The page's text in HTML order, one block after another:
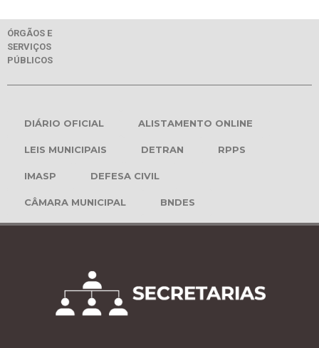
ÓRGÃOS E
SERVIÇOS
PÚBLICOS
DIÁRIO OFICIAL ALISTAMENTO ONLINE
LEIS MUNICIPAIS DETRAN RPPS
IMASP DEFESA CIVIL
CÂMARA MUNICIPAL BNDES